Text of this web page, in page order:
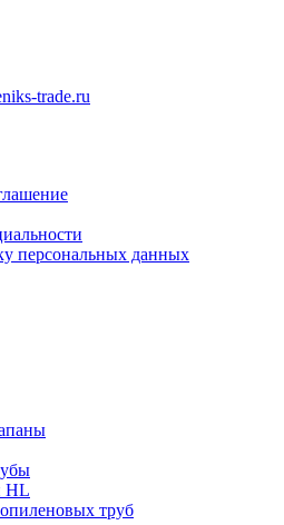
trade.ru
персональных данных
HL
труб